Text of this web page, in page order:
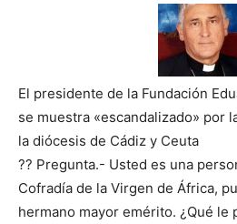
El presidente de la Fundación
se muestra «escandalizado» por
la diócesis de Cádiz y Ceuta
?? Pregunta.- Usted es una
Cofradía de la Virgen de África,
hermano mayor emérito. ¿Qué le